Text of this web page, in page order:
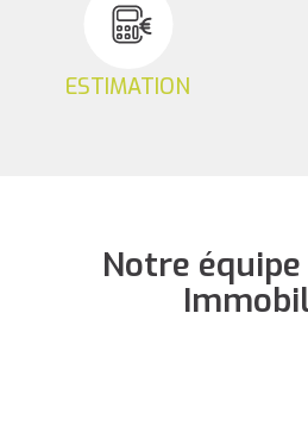
ESTIMATION
Notre